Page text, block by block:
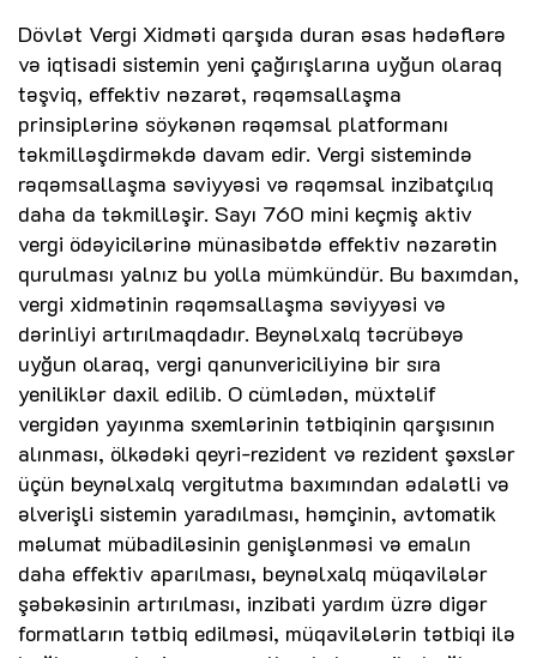
Dövlət Vergi Xidməti qarşıda duran əsas hədəflərə
və iqtisadi sistemin yeni çağırışlarına uyğun olaraq
təşviq, effektiv nəzarət, rəqəmsallaşma
prinsiplərinə söykənən rəqəmsal platformanı
təkmilləşdirməkdə davam edir. Vergi sistemində
rəqəmsallaşma səviyyəsi və rəqəmsal inzibatçılıq
daha da təkmilləşir. Sayı 760 mini keçmiş aktiv
vergi ödəyicilərinə münasibətdə effektiv nəzarətin
qurulması yalnız bu yolla mümkündür. Bu baxımdan,
vergi xidmətinin rəqəmsallaşma səviyyəsi və
dərinliyi artırılmaqdadır. Beynəlxalq təcrübəyə
uyğun olaraq, vergi qanunvericiliyinə bir sıra
yeniliklər daxil edilib. O cümlədən, müxtəlif
vergidən yayınma sxemlərinin tətbiqinin qarşısının
alınması, ölkədəki qeyri-rezident və rezident şəxslər
üçün beynəlxalq vergitutma baxımından ədalətli və
əlverişli sistemin yaradılması, həmçinin, avtomatik
məlumat mübadiləsinin genişlənməsi və emalın
daha effektiv aparılması, beynəlxalq müqavilələr
şəbəkəsinin artırılması, inzibati yardım üzrə digər
formatların tətbiq edilməsi, müqavilələrin tətbiqi ilə